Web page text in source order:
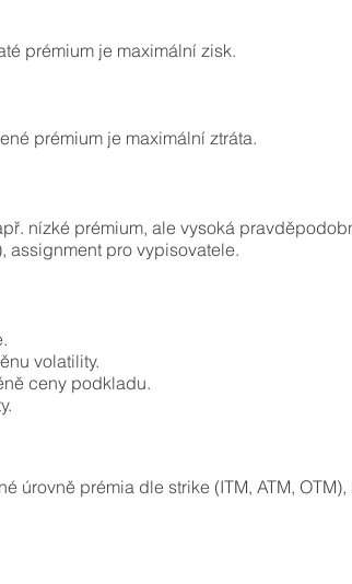
prémium je maximální zisk.
prémium je maximální ztráta.
nízké prémium, ale vysoká
assignment pro vypisovatele.
volatility.
ceny podkladu.
úrovně prémia dle strike (ITM, ATM,